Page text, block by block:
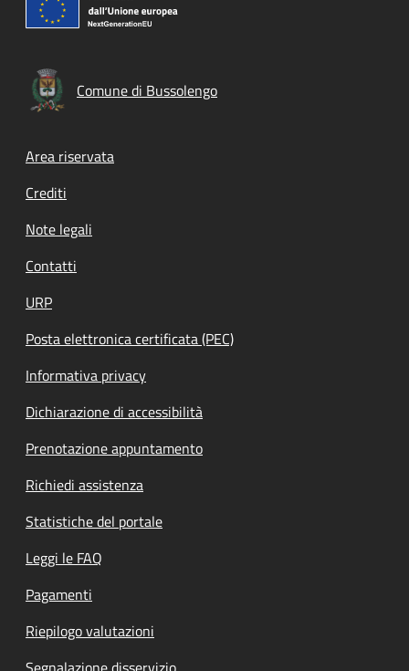
Comune di Bussolengo
Footer menu
Area riservata
Crediti
Note legali
Contatti
URP
Posta elettronica certificata (PEC)
Informativa privacy
Dichiarazione di accessibilità
Prenotazione appuntamento
Richiedi assistenza
Statistiche del portale
Leggi le FAQ
Pagamenti
Riepilogo valutazioni